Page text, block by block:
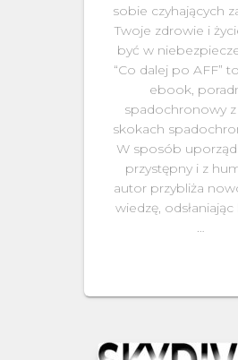
sobie czyhających
Twoje zdrowie i
być w
“Co dalej po AFF”
ebook,
spadochronowy z
skokach
W sposób
przystępny i z
autor przybliża
wiedzę,
…